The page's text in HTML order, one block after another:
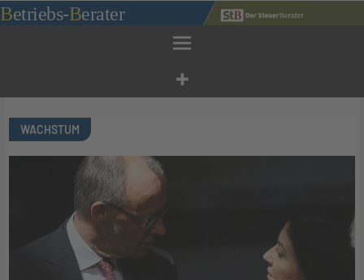
Zum
Inhalt
Betriebs-Berater
WACHSTUM